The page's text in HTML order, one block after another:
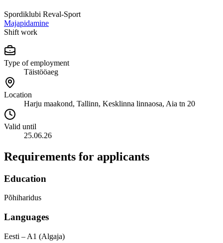
Spordiklubi Reval-Sport
Majapidamine
Shift work
Type of employment
Täistööaeg
Location
Harju maakond, Tallinn, Kesklinna linnaosa, Aia tn 20
Valid until
25.06.26
Requirements for applicants
Education
Põhiharidus
Languages
Eesti – A1 (Algaja)